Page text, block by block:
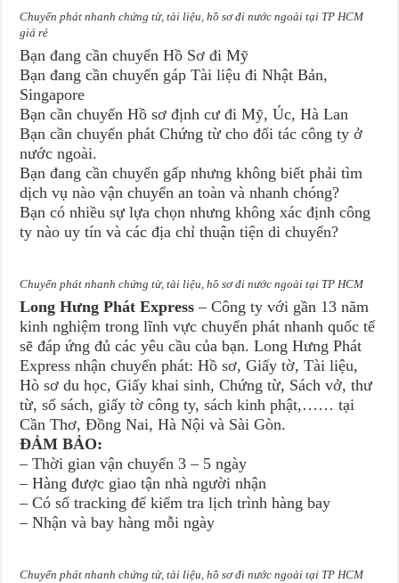
Chuyển phát nhanh chứng từ, tài liệu, hồ sơ đi nước ngoài tại TP HCM
giá rẻ
Bạn đang cần chuyển Hồ Sơ đi Mỹ
Bạn đang cần chuyển gáp Tài liệu đi Nhật Bản,
Singapore
Bạn cần chuyển Hồ sơ định cư đi Mỹ, Úc, Hà Lan
Bạn cần chuyển phát Chứng từ cho đối tác công ty ở
nước ngoài.
Bạn đang cần chuyển gấp nhưng không biết phải tìm
dịch vụ nào vận chuyển an toàn và nhanh chóng?
Bạn có nhiều sự lựa chọn nhưng không xác định công
ty nào uy tín và các địa chỉ thuận tiện di chuyển?
Chuyển phát nhanh chứng từ, tài liệu, hồ sơ đi nước ngoài tại TP HCM
Long Hưng Phát Express – Công ty với gần 13 năm
kinh nghiệm trong lĩnh vực chuyển phát nhanh quốc tế
sẽ đáp ứng đủ các yêu cầu của bạn. Long Hưng Phát
Express nhận chuyển phát: Hồ sơ, Giấy tờ, Tài liệu,
Hò sơ du học, Giấy khai sinh, Chứng từ, Sách vở, thư
từ, sổ sách, giấy tờ công ty, sách kinh phật,…… tại
Cần Thơ, Đồng Nai, Hà Nội và Sài Gòn.
ĐẢM BẢO:
– Thời gian vận chuyển 3 – 5 ngày
– Hàng được giao tận nhà người nhận
– Có số tracking để kiểm tra lịch trình hàng bay
– Nhận và bay hàng mỗi ngày
Chuyển phát nhanh chứng từ, tài liệu, hồ sơ đi nước ngoài tại TP HCM